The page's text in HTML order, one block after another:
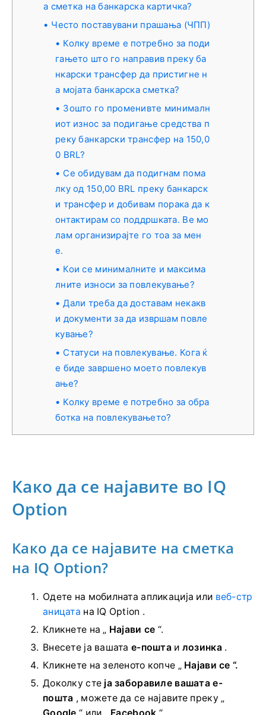
а сметка на банкарска картичка?
Често поставувани прашања (ЧПП)
Колку време е потребно за поди
гањето што го направив преку ба
нкарски трансфер да пристигне н
а мојата банкарска сметка?
Зошто го променивте минималн
иот износ за подигање средства п
реку банкарски трансфер на 150,0
0 BRL?
Се обидувам да подигнам пома
лку од 150,00 BRL преку банкарск
и трансфер и добивам порака да к
онтактирам со поддршката. Ве мо
лам организирајте го тоа за мен
е.
Кои се минималните и максима
лните износи за повлекување?
Дали треба да доставам некакв
и документи за да извршам повле
кување?
Статуси на повлекување. Кога ќ
е биде завршено моето повлекув
ање?
Колку време е потребно за обра
ботка на повлекувањето?
Како да се најавите во IQ
Option
Како да се најавите на сметка
на IQ Option?
Одете на мобилната апликација или веб-стр
аницата на IQ Option .
Кликнете на „ Најави се “.
Внесете ја вашатае-пошта и лозинка .
Кликнете назеленото копче „ Најави се “.
Доколку сте ја заборавиле вашата е-
пошта , можете да се најавите преку „